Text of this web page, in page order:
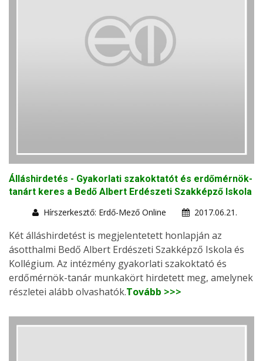
Álláshirdetés - Gyakorlati szakoktatót és erdőmérnök-
tanárt keres a Bedő Albert Erdészeti Szakképző Iskola
Hírszerkesztő: Erdő-Mező Online
2017.06.21.
Két álláshirdetést is megjelentetett honlapján az
ásotthalmi Bedő Albert Erdészeti Szakképző Iskola és
Kollégium. Az intézmény gyakorlati szakoktató és
erdőmérnök-tanár munkakört hirdetett meg, amelynek
részletei alább olvashatók.Tovább >>>